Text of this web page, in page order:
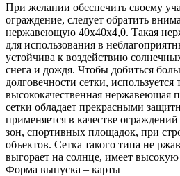
При желании обеспечить своему
ограждение, следует обратить
нержавеющую 40х40х4,0. Такая
для использования в
устойчива к воздействию
снега и дождя. Чтобы добиться
долговечности сетки, используется
высококачественная нержавеющая
сетки обладает прекрасными
применяется в качестве
зон, спортивных площадок, при
объектов. Сетка такого типа не
выгорает на солнце, имеет
Форма выпуска – карты